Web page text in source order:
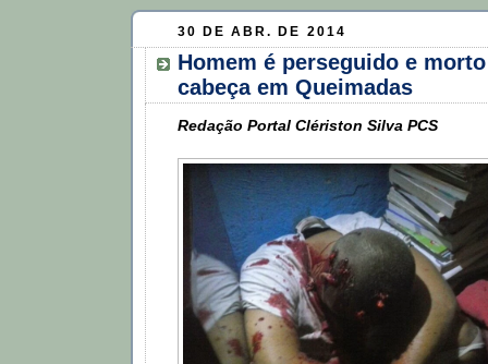
30 DE ABR. DE 2014
Homem é perseguido e
cabeça em Queimadas
Redação Portal Clériston Silva PCS